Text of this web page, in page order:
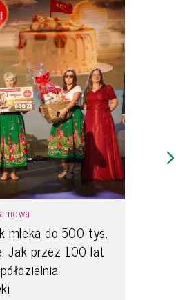
mleka do 500 tys.
Jak przez 100 lat